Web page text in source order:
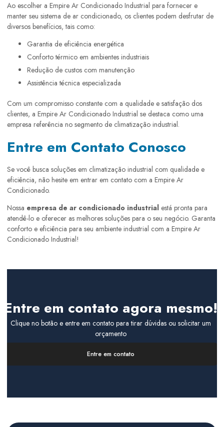
Ao escolher a Empire Ar Condicionado Industrial para fornecer e
manter seu sistema de ar condicionado, os clientes podem desfrutar de
diversos benefícios, tais como:
Garantia de eficiência energética
Conforto térmico em ambientes industriais
Redução de custos com manutenção
Assistência técnica especializada
Com um compromisso constante com a qualidade e satisfação dos
clientes, a Empire Ar Condicionado Industrial se destaca como uma
empresa referência no segmento de climatização industrial.
Entre em Contato Conosco
Se você busca soluções em climatização industrial com qualidade e
eficiência, não hesite em entrar em contato com a Empire Ar
Condicionado.
Nossa empresa de ar condicionado industrial está pronta para
atendê-lo e oferecer as melhores soluções para o seu negócio. Garanta
conforto e eficiência para seu ambiente industrial com a Empire Ar
Condicionado Industrial!
Entre em contato agora mesmo!
Clique no botão e entre em contato para tirar dúvidas ou solicitar um
orçamento
Entre em contato